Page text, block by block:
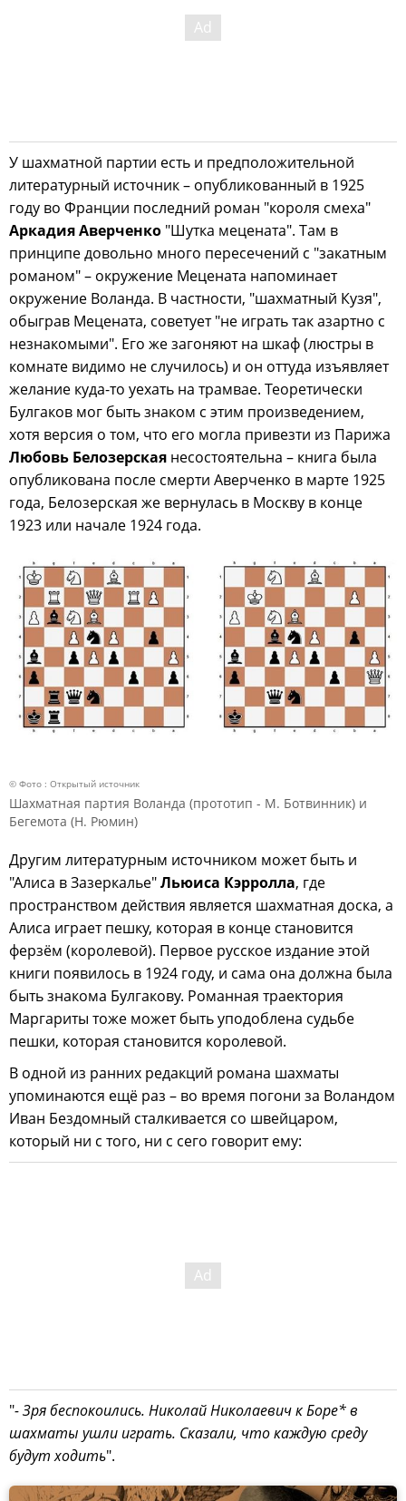
У шахматной партии есть и предположительной
литературный источник – опубликованный в 1925
году во Франции последний роман "короля смеха"
Аркадия Аверченко "Шутка мецената". Там в
принципе довольно много пересечений с "закатным
романом" – окружение Мецената напоминает
окружение Воланда. В частности, "шахматный Кузя",
обыграв Мецената, советует "не играть так азартно с
незнакомыми". Его же загоняют на шкаф (люстры в
комнате видимо не случилось) и он оттуда изъявляет
желание куда-то уехать на трамвае. Теоретически
Булгаков мог быть знаком с этим произведением,
хотя версия о том, что его могла привезти из Парижа
Любовь Белозерская несостоятельна – книга была
опубликована после смерти Аверченко в марте 1925
года, Белозерская же вернулась в Москву в конце
1923 или начале 1924 года.
© Фото : Открытый источник
Шахматная партия Воланда (прототип - М. Ботвинник) и
Бегемота (Н. Рюмин)
Другим литературным источником может быть и
"Алиса в Зазеркалье"Льюиса Кэрролла, где
пространством действия является шахматная доска, а
Алиса играет пешку, которая в конце становится
ферзём (королевой). Первое русское издание этой
книги появилось в 1924 году, и сама она должна была
быть знакома Булгакову. Романная траектория
Маргариты тоже может быть уподоблена судьбе
пешки, которая становится королевой.
В одной из ранних редакций романа шахматы
упоминаются ещё раз – во время погони за Воландом
Иван Бездомный сталкивается со швейцаром,
который ни с того, ни с сего говорит ему:
"- Зря беспокоились. Николай Николаевич к Боре* в
шахматы ушли играть. Сказали, что каждую среду
будут ходить".